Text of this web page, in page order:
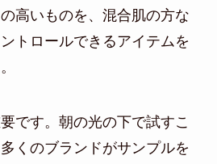
高いものを、混合肌の方な
トロールできるアイテムを
です。朝の光の下で試すこ
くのブランドがサンプルを